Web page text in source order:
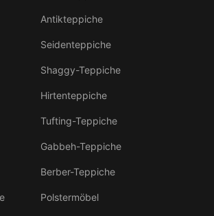
Antikteppiche
Seidenteppiche
Shaggy-Teppiche
Hirtenteppiche
Tufting-Teppiche
Gabbeh-Teppiche
Berber-Teppiche
Polstermöbel